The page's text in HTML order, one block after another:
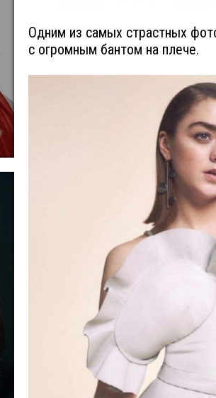
Одним из самых страстных
с огромным бантом на плече.